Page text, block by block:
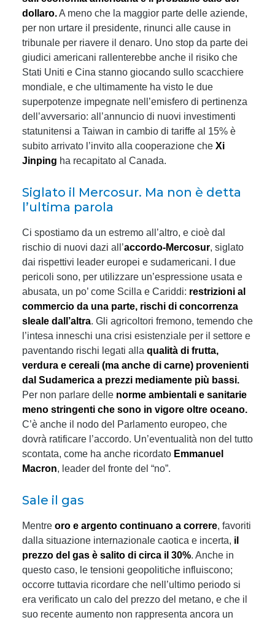
dollaro.A meno che la maggior parte delle aziende,
per non urtare il presidente, rinunci alle cause in
tribunale per riavere il denaro. Uno stop da parte dei
giudici americani rallenterebbe anche il risiko che
Stati Uniti e Cina stanno giocando sullo scacchiere
mondiale, e che ultimamente ha visto le due
superpotenze impegnate nell’emisfero di pertinenza
dell’avversario: all’annuncio di nuovi investimenti
statunitensi a Taiwan in cambio di tariffe al 15% è
subito arrivato l’invito alla cooperazione che Xi
Jinping ha recapitato al Canada.
Siglato il Mercosur. Ma non è detta
l’ultima parola
Ci spostiamo da un estremo all’altro, e cioè dal
rischio di nuovi dazi all’accordo-Mercosur, siglato
dai rispettivi leader europei e sudamericani. I due
pericoli sono, per utilizzare un’espressione usata e
abusata, un po’ come Scilla e Cariddi: restrizioni al
commercio da una parte, rischi di concorrenza
sleale dall’altra. Gli agricoltori fremono, temendo che
l’intesa inneschi una crisi esistenziale per il settore e
paventando rischi legati alla qualità di frutta,
verdura e cereali (ma anche di carne) provenienti
dal Sudamerica a prezzi mediamente più bassi.
Per non parlare delle norme ambientali e sanitarie
meno stringenti che sono in vigore oltre oceano.
C’è anche il nodo del Parlamento europeo, che
dovrà ratificare l’accordo. Un’eventualità non del tutto
scontata, come ha anche ricordato Emmanuel
Macron, leader del fronte del “no”.
Sale il gas
Mentre oro e argento continuano a correre, favoriti
dalla situazione internazionale caotica e incerta, il
prezzo del gas è salito di circa il 30%. Anche in
questo caso, le tensioni geopolitiche influiscono;
occorre tuttavia ricordare che nell’ultimo periodo si
era verificato un calo del prezzo del metano, e che il
suo recente aumento non rappresenta ancora un